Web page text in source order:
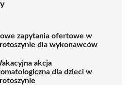
zapytania ofertowe w
dla wykonawców
akcja
dla dzieci w